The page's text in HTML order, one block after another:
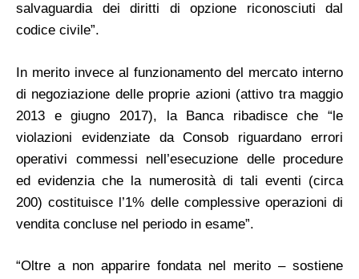
salvaguardia dei diritti di opzione riconosciuti dal
codice civile”.
In merito invece al funzionamento del mercato interno
di negoziazione delle proprie azioni (attivo tra maggio
2013 e giugno 2017), la Banca ribadisce che “le
violazioni evidenziate da Consob riguardano errori
operativi commessi nell’esecuzione delle procedure
ed evidenzia che la numerosità di tali eventi (circa
200) costituisce l’1% delle complessive operazioni di
vendita concluse nel periodo in esame”.
“Oltre a non apparire fondata nel merito – sostiene